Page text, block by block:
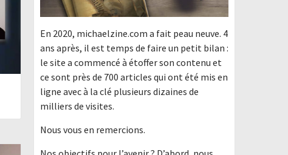
En 2020, michaelzine.com a fait peau neuve. 4
ans après, il est temps de faire un petit bilan :
le site a commencé à étoffer son contenu et
ce sont près de 700 articles qui ont été mis en
ligne avec à la clé plusieurs dizaines de
milliers de visites.
Nous vous en remercions.